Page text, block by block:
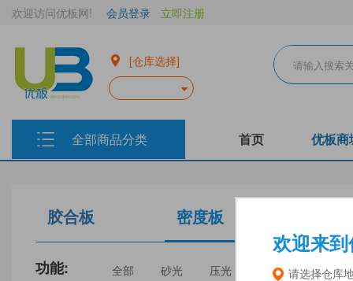
欢迎来到
请选择仓库
欢迎访问优板网! 会员登录 立即注册
[仓库选择]
全部商品分类 首页 优板商
胶合板 密度板
功能: 全部 砂光 压光 家具 门板